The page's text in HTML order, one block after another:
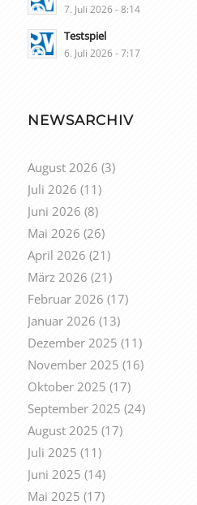
7. Juli 2026 - 8:14
Testspiel
6. Juli 2026 - 7:17
NEWSARCHIV
August 2026 (3)
Juli 2026 (11)
Juni 2026 (8)
Mai 2026 (26)
April 2026 (21)
März 2026 (21)
Februar 2026 (17)
Januar 2026 (13)
Dezember 2025 (11)
November 2025 (16)
Oktober 2025 (17)
September 2025 (24)
August 2025 (17)
Juli 2025 (11)
Juni 2025 (14)
Mai 2025 (17)